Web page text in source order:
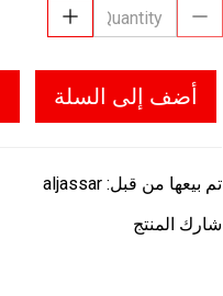
أضف إلى السلة
تم بيعها من قبل: aljassar
شارك المنتج